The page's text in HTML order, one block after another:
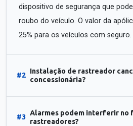
dispositivo de segurança que
roubo do veículo. O valor da
25% para os veículos com seguro.
#2
Instalação de rastreador
concessionária?
#3
Alarmes podem interferir no
rastreadores?